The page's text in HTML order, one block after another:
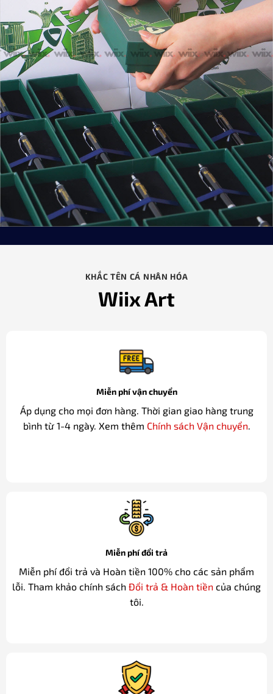
KHẮC TÊN CÁ NHÂN HÓA
Wiix Art
Miễn phí vận chuyển
Áp dụng cho mọi đơn hàng. Thời gian giao hàng trung
bình từ 1-4 ngày. Xem thêm Chính sách Vận chuyển.
Miễn phí đổi trả
Miễn phí đổi trả và Hoàn tiền 100% cho các sản phẩm
lỗi. Tham khảo chính sách Đổi trả & Hoàn tiền của chúng
tôi.